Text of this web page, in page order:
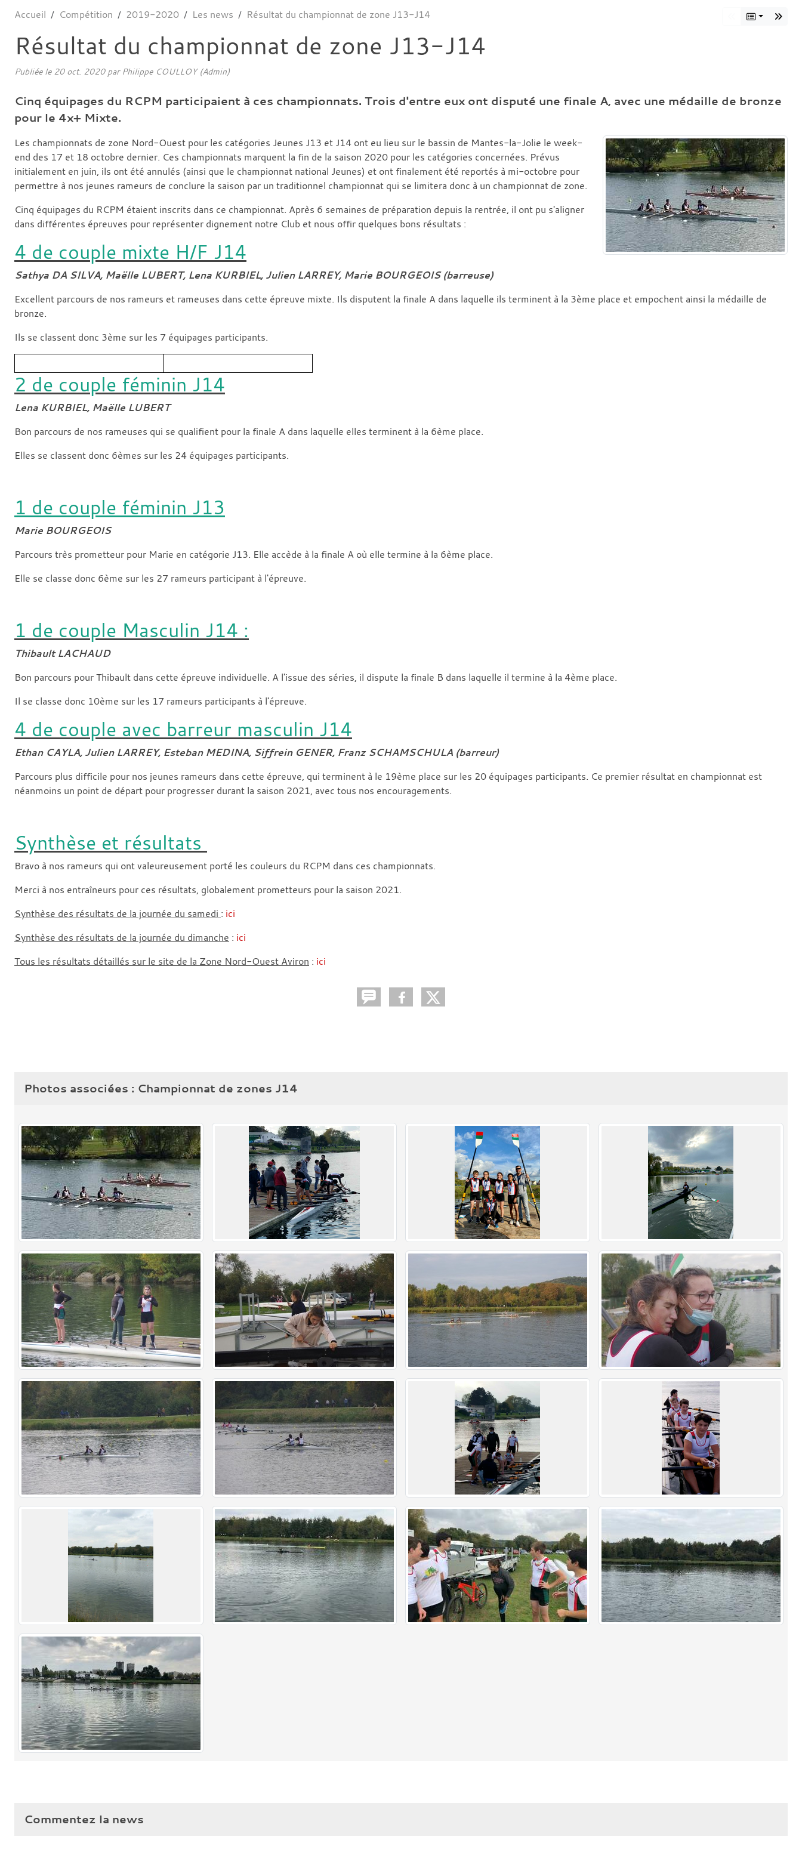
Accueil Compétition 2019-2020 Les news Résultat du championnat de zone J13-J14
Résultat du championnat de zone J13-J14
Publiée le 20 oct. 2020par Philippe COULLOY (Admin)
Cinq équipages du RCPM participaient à ces championnats. Trois d'entre eux ont disputé une finale A, avec une médaille de bronze
pour le 4x+ Mixte.
Les championnats de zone Nord-Ouest pour les catégories Jeunes J13 et J14 ont eu lieu sur le bassin de Mantes-la-Jolie le week-
end des 17 et 18 octobre dernier. Ces championnats marquent la fin de la saison 2020 pour les catégories concernées. Prévus
initialement en juin, ils ont été annulés (ainsi que le championnat national Jeunes) et ont finalement été reportés à mi-octobre pour
permettre à nos jeunes rameurs de conclure la saison par un traditionnel championnat qui se limitera donc à un championnat de zone.
Cinq équipages du RCPM étaient inscrits dans ce championnat. Après 6 semaines de préparation depuis la rentrée, il ont pu s'aligner
dans différentes épreuves pour représenter dignement notre Club et nous offir quelques bons résultats :
4 de couple mixte H/F J14
Sathya DA SILVA, Maëlle LUBERT, Lena KURBIEL, Julien LARREY, Marie BOURGEOIS (barreuse)
Excellent parcours de nos rameurs et rameuses dans cette épreuve mixte. Ils disputent la finale A dans laquelle ils terminent à la 3ème place et empochent ainsi la médaille de
bronze.
Ils se classent donc 3ème sur les 7 équipages participants.
2 de couple féminin J14
Lena KURBIEL, Maëlle LUBERT
Bon parcours de nos rameuses qui se qualifient pour la finale A dans laquelle elles terminent à la 6ème place.
Elles se classent donc 6èmes sur les 24 équipages participants.
1 de couple féminin J13
Marie BOURGEOIS
Parcours très prometteur pour Marie en catégorie J13. Elle accède à la finale A où elle termine à la 6ème place.
Elle se classe donc 6ème sur les 27 rameurs participant à l'épreuve.
1 de couple Masculin J14 :
Thibault LACHAUD
Bon parcours pour Thibault dans cette épreuve individuelle. A l'issue des séries, il dispute la finale B dans laquelle il termine à la 4ème place.
Il se classe donc 10ème sur les 17 rameurs participants à l'épreuve.
4 de couple avec barreur masculin J14
Ethan CAYLA, Julien LARREY, Esteban MEDINA, Siffrein GENER, Franz SCHAMSCHULA (barreur)
Parcours plus difficile pour nos jeunes rameurs dans cette épreuve, qui terminent à le 19ème place sur les 20 équipages participants. Ce premier résultat en championnat est
néanmoins un point de départ pour progresser durant la saison 2021, avec tous nos encouragements.
Synthèse et résultats
Bravo à nos rameurs qui ont valeureusement porté les couleurs du RCPM dans ces championnats.
Merci à nos entraîneurs pour ces résultats, globalement prometteurs pour la saison 2021.
Synthèse des résultats de la journée du samedi : ici
Synthèse des résultats de la journée du dimanche : ici
Tous les résultats détaillés sur le site de la Zone Nord-Ouest Aviron : ici
Photos associées : Championnat de zones J14
Commentez la news